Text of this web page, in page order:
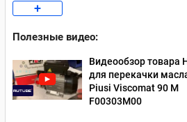
Насосы для дизеля 12В
Электрические насосы для перекачки
Насосы для перекачки дизельного
Насосы для перекачки дизельного
+
Полезные видео:
Видеообзор товара
для перекачки
Piusi Viscomat 90 M
F00303M00